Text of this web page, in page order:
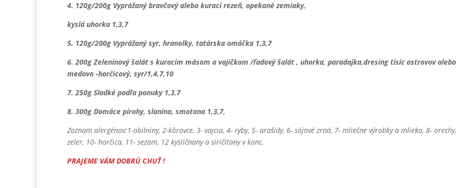
4. 120g/200g Vyprážaný bravčový alebo kurací rezeň, opekané zemiaky,
kyslá uhorka 1,3,7
5. 120g/200g Vyprážaný syr, hranolky, tatárska omáčka 1,3,7
6. 200g Zeleninový šalát s kuracím mäsom a vajíčkom /ľadový šalát , uhorka, paradajka,dresing tisíc ostrovov alebo
medovo -horčicový, syr/1,4,7,10
7. 250g Sladké podľa ponuky 1,3,7
8. 300g Domáce pirohy, slanina, smotana 1,3,7,
Zoznam alergénov:1-obilniny, 2-kôrovce, 3- vajcia, 4- ryby, 5- arašidy, 6- sójové zrná, 7- mliečne výrobky a mlieko, 8-
zeler, 10- horčica, 11- sezam, 12 kysličnany a siričitany v konc.
PRAJEME VÁM DOBRÚ CHUŤ !